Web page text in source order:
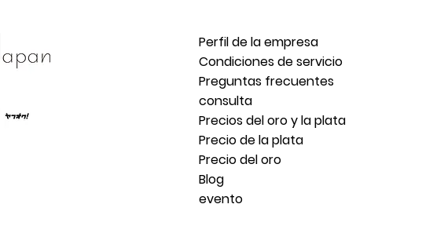
Perfil de la empresa
Condiciones de servicio
Preguntas frecuentes
consulta
Precios del oro y la plata
Precio de la plata
Precio del oro
Blog
evento